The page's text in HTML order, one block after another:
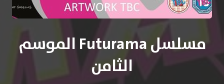
مسلسل Futurama الموسم
الثامن